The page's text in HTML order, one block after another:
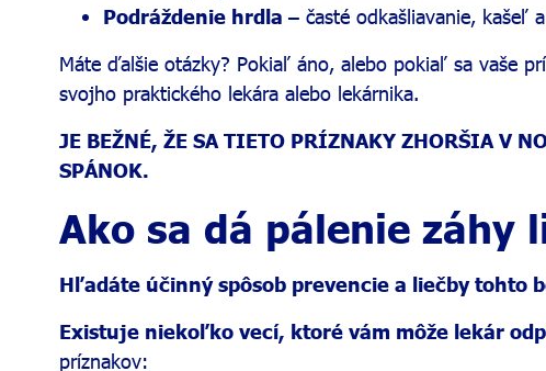
Podráždenie hrdla – časté odkašliavanie, kašeľ
Máte ďalšie otázky? Pokiaľ áno, alebo pokiaľ sa vaše
svojho praktického lekára alebo lekárnika.
JE BEŽNÉ, ŽE SA TIETO PRÍZNAKY ZHORŠIA V
SPÁNOK.
Ako sa dá pálenie záhy
Hľadáte účinný spôsob prevencie a liečby tohto
Existuje niekoľko vecí, ktoré vám môže lekár
príznakov: